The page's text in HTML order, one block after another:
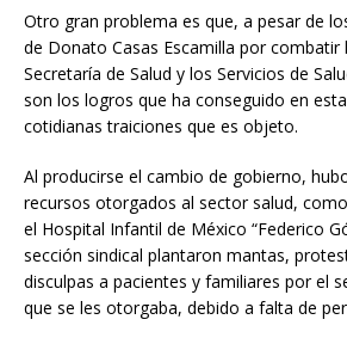
Otro gran problema es que, a pesar de
de Donato Casas Escamilla por combatir
Secretaría de Salud y los Servicios de
son los logros que ha conseguido en
cotidianas traiciones que es objeto.
Al producirse el cambio de gobierno,
recursos otorgados al sector salud,
el Hospital Infantil de México “Federico
sección sindical plantaron mantas,
disculpas a pacientes y familiares por el
que se les otorgaba, debido a falta de